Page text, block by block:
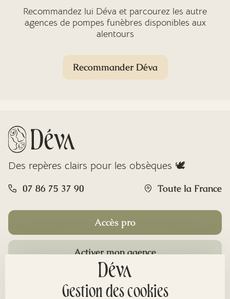
Recommandez lui Déva et parcourez les autre
agences de pompes funèbres disponibles aux
alentours
Recommander Déva
Des repères clairs pour les obsèques 🕊️
07 86 75 37 90 Toute la France
Accès pro
Activer mon agence
Gestion des cookies